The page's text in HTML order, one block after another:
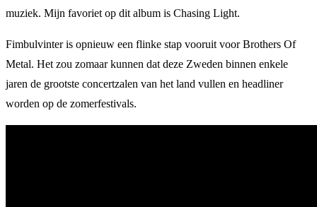
muziek. Mijn favoriet op dit album is Chasing Light.
Fimbulvinter is opnieuw een flinke stap vooruit voor Brothers Of
Metal. Het zou zomaar kunnen dat deze Zweden binnen enkele
jaren de grootste concertzalen van het land vullen en headliner
worden op de zomerfestivals.